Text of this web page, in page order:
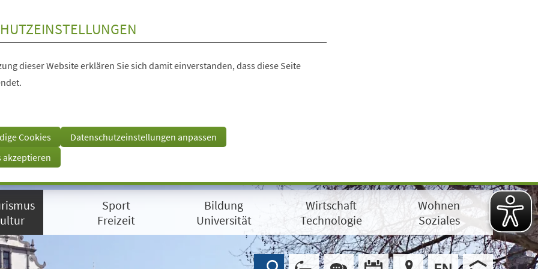
dieser Website erklären Sie sich damit einverstanden, dass diese Seite
Cookies
Datenschutzeinstellungen anpassen
akzeptieren
Sport
Freizeit
Bildung
Universität
Wirtschaft
Technologie
Wohnen
Soziales